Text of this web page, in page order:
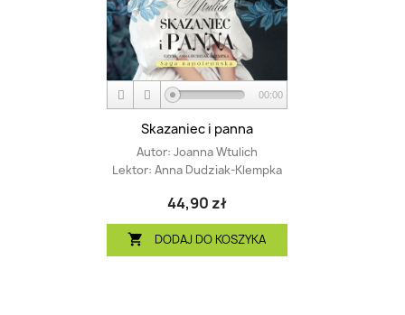
00:00
Skazaniec i panna
Autor: Joanna Wtulich
Lektor: Anna Dudziak-Klempka
44,90 zł
 DODAJ DO KOSZYKA